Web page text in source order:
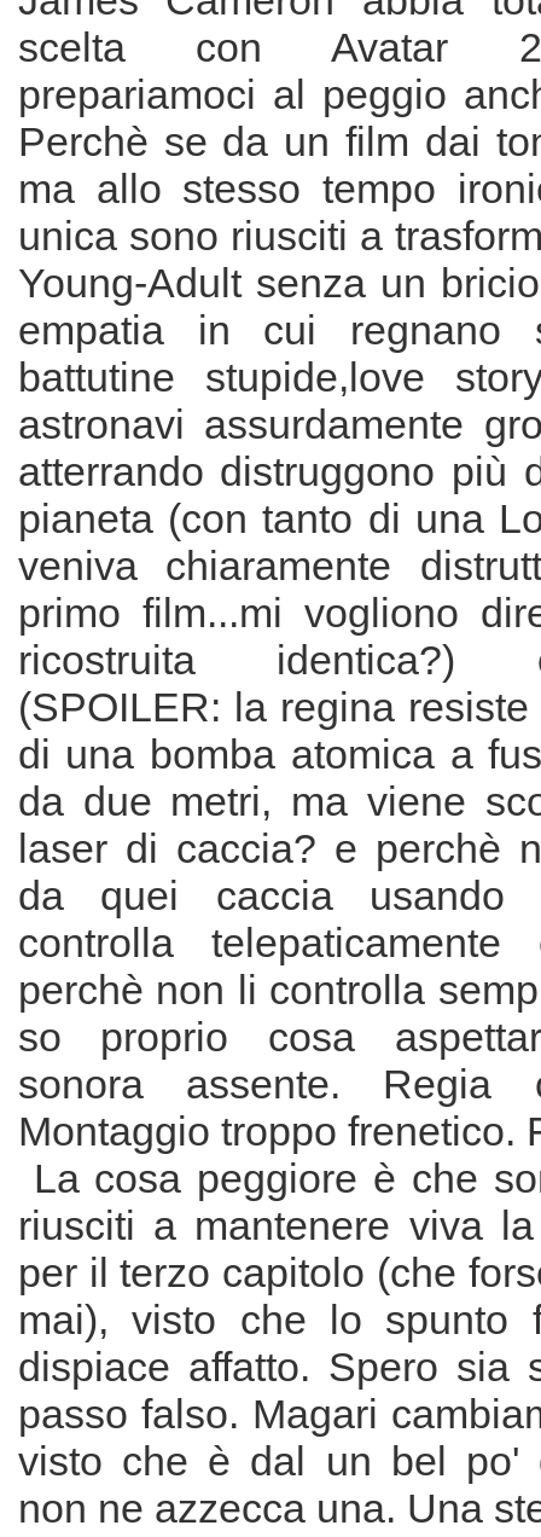
scelta con Avatar
prepariamoci al peggio
Perchè se da un film dai
ma allo stesso tempo
unica sono riusciti a
Young-Adult senza un
empatia in cui regnano
battutine stupide,love
astronavi assurdamente
atterrando distruggono più
pianeta (con tanto di una
veniva chiaramente
primo film...mi vogliono
ricostruita
(SPOILER: la regina
di una bomba atomica a
da due metri, ma viene
laser di caccia? e perchè
da quei caccia
controlla telepaticamente
perchè non li controlla
so proprio cosa
sonora assente. Regia
Montaggio troppo frenetico.
La cosa peggiore è che
riusciti a mantenere viva
per il terzo capitolo (che
mai), visto che lo spunto
dispiace affatto. Spero sia
passo falso. Magari
visto che è dal un bel po'
non ne azzecca una. Una